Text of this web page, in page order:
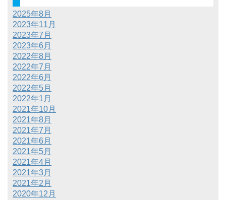
2025年8月
2023年11月
2023年7月
2023年6月
2022年8月
2022年7月
2022年6月
2022年5月
2022年1月
2021年10月
2021年8月
2021年7月
2021年6月
2021年5月
2021年4月
2021年3月
2021年2月
2020年12月